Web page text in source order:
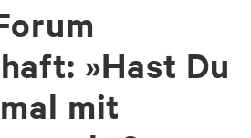
»Hast Du
mit